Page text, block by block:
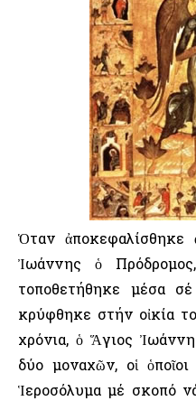
Ὁταν
Ἰωάννης ὁ
τοποθετήθηκε μέσα
κρύφθηκε στήν οἰκία
χρόνια, ὁ Ἅγιος
δύο μοναχῶν, οἱ
Ἱεροσόλυμα μέ σκοπό